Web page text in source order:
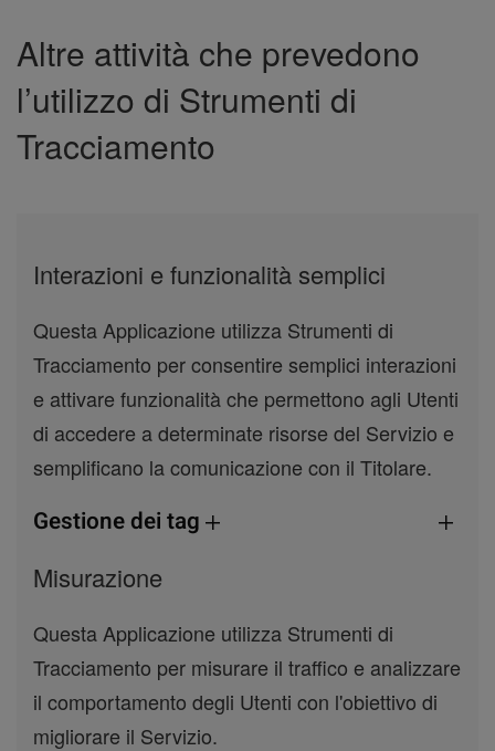
Altre attività che prevedono
l’utilizzo di Strumenti di
Tracciamento
Interazioni e funzionalità semplici
Questa Applicazione utilizza Strumenti di
Tracciamento per consentire semplici interazioni
e attivare funzionalità che permettono agli Utenti
di accedere a determinate risorse del Servizio e
semplificano la comunicazione con il Titolare.
Gestione dei tag
Misurazione
Questa Applicazione utilizza Strumenti di
Tracciamento per misurare il traffico e analizzare
il comportamento degli Utenti con l'obiettivo di
migliorare il Servizio.